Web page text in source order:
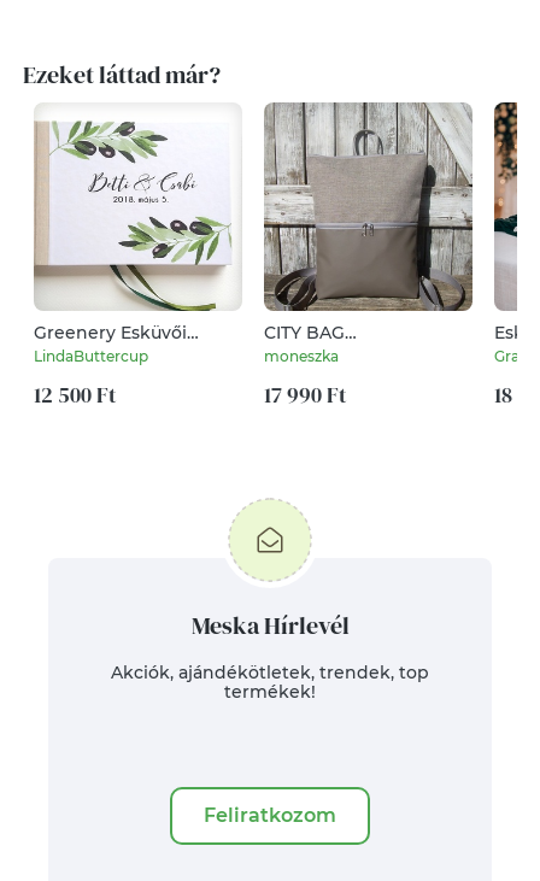
Ezeket láttad már?
Greenery Esküvői
Emlékkönyv,
Vendégkönyv, könyv,
Esküvői vendégkönyv,
zöld levél, eukaliptusz,
LindaButtercup
12 500 Ft
CITY BAG
HÁTIZSÁK/LAPTOPTÁSKA/
moneszka
17 990 Ft 18
Meska Hírlevél
Akciók, ajándékötletek, trendek, top
termékek!
Feliratkozom